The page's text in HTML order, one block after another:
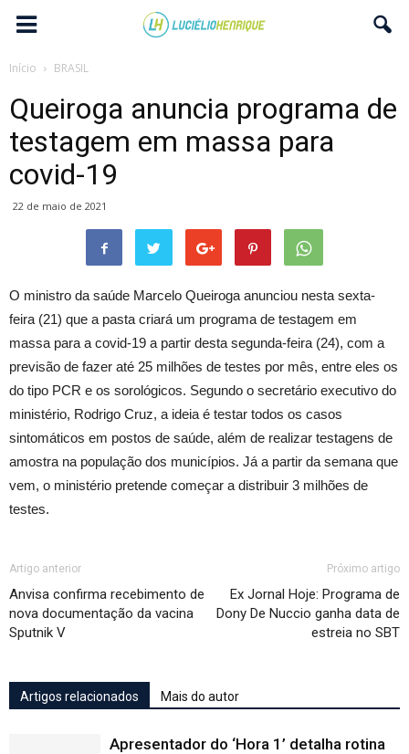
Início BRASIL
Queiroga anuncia programa de
testagem em massa para
covid-19
22 de maio de 2021
O ministro da saúde Marcelo Queiroga anunciou nesta sexta-
feira (21) que a pasta criará um programa de testagem em
massa para a covid-19 a partir desta segunda-feira (24), com a
previsão de fazer até 25 milhões de testes por mês, entre eles os
do tipo PCR e os sorológicos. Segundo o secretário executivo do
ministério, Rodrigo Cruz, a ideia é testar todos os casos
sintomáticos em postos de saúde, além de realizar testagens de
amostra na população dos municípios. Já a partir da semana que
vem, o ministério pretende começar a distribuir 3 milhões de
testes.
Artigo anterior
Anvisa confirma recebimento de
nova documentação da vacina
Sputnik V
Próximo artigo
Ex Jornal Hoje: Programa de
Dony De Nuccio ganha data de
estreia no SBT
Artigos relacionados Mais do autor
Apresentador do ‘Hora 1’ detalha rotina